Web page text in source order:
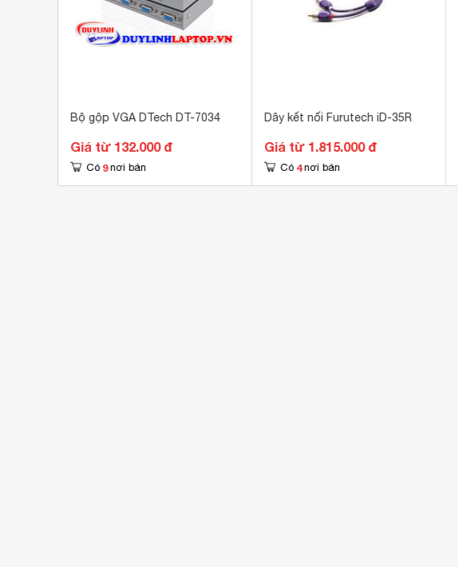
Bộ gộp VGA DTech DT-7034
Giá từ 132.000 đ
Có 9 nơi bán
Dây kết nối Furutech iD-35R
Giá từ 1.815.000 đ
Có 4 nơi bán